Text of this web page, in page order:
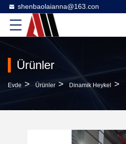
shenbaolaianna@163.con
Ürünler
Evde > Ürünler > Dinamik Heykel >